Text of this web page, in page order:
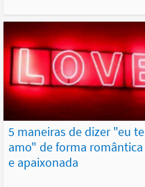
5 maneiras de dizer "eu te
amo" de forma romântica
e apaixonada